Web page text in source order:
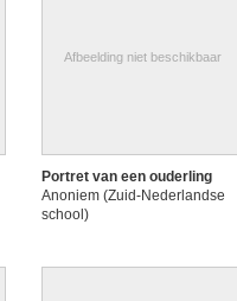
Afbeelding niet beschikbaar
Portret van een ouderling
Anoniem (Zuid-Nederlandse
school)